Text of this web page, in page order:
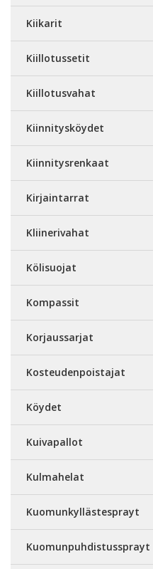
Kiikarit
Kiillotussetit
Kiillotusvahat
Kiinnitysköydet
Kiinnitysrenkaat
Kirjaintarrat
Kliinerivahat
Kölisuojat
Kompassit
Korjaussarjat
Kosteudenpoistajat
Köydet
Kuivapallot
Kulmahelat
Kuomunkyllästesprayt
Kuomunpuhdistussprayt